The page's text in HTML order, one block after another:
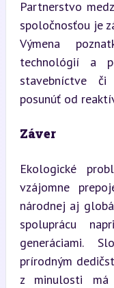
Partnerstvo
spoločnosťou je
Výmena
technológií a
stavebníctve či
posunúť od
Záver
Ekologické
vzájomne
národnej aj
spoluprácu
generáciami.
prírodným
z minulosti